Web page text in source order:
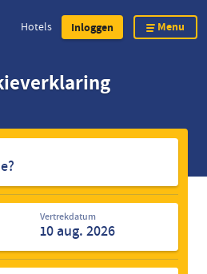
Hotels Inloggen Menu
Vertrekdatum